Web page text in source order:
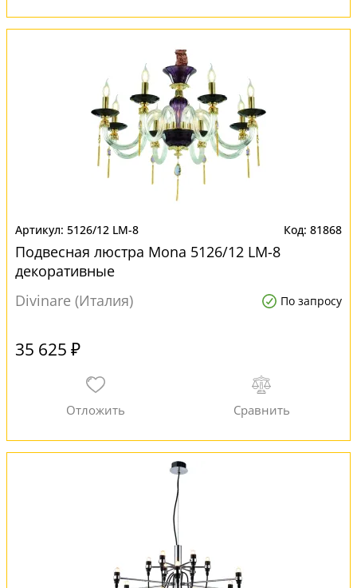
5126/12 LM-8 81868
Подвесная люстра Mona 5126/12 LM-8
декоративные
Divinare (Италия)
По запросу
35 625 ₽